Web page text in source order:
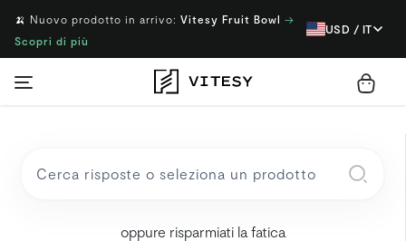
🍌 Nuovo prodotto in arrivo: Vitesy Fruit Bowl →
Scopri di più
USD / IT
oppure risparmiati la fatica